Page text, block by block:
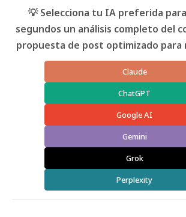
💡 Selecciona tu IA preferida
segundos un análisis completo del
propuesta de post optimizado para
Claude
ChatGPT
Google AI
Gemini
Grok
Perplexity